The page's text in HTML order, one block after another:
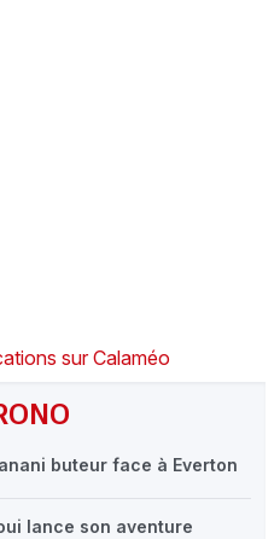
buteur face à Everton
lance son aventure
sur Calaméo